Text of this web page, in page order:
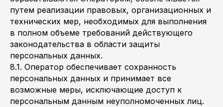
путем реализации правовых, организационных и
технических мер, необходимых для выполнения
в полном объеме требований действующего
законодательства в области защиты
персональных данных.
8.1. Оператор обеспечивает сохранность
персональных данных и принимает все
возможные меры, исключающие доступ к
персональным данным неуполномоченных лиц.